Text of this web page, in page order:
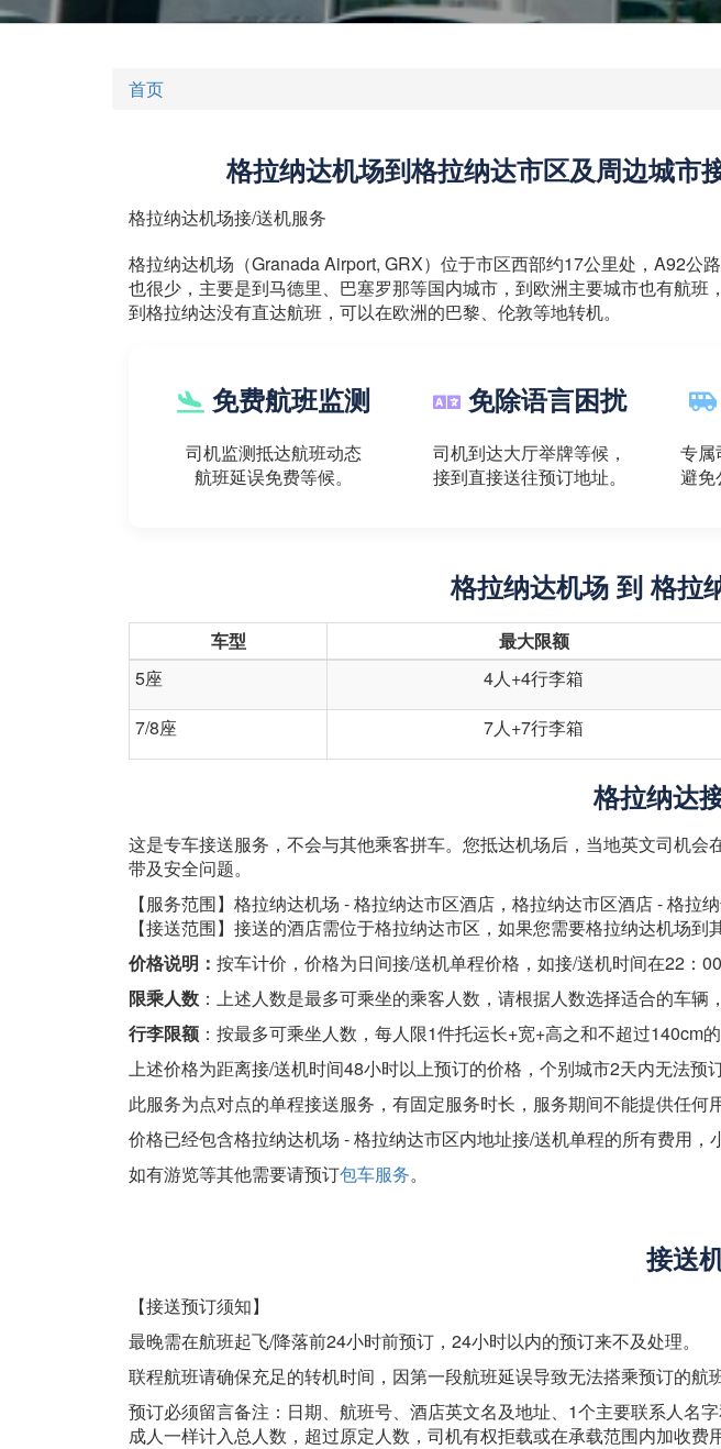
首页
格拉纳达机场到格拉纳达市区及周边城市
格拉纳达机场接/送机服务
格拉纳达机场（Granada Airport, GRX）位于市区西部约17公里处，A92公
也很少，主要是到马德里、巴塞罗那等国内城市，到欧洲主要城市也有航班
到格拉纳达没有直达航班，可以在欧洲的巴黎、伦敦等地转机。
免费航班监测
司机监测抵达航班动态
航班延误免费等候。
免除语言困扰
司机到达大厅举牌等候，
接到直接送往预订地址。
专属
避免
格拉纳达机场 到 格拉
车型 最大限额
5座
4人+4行李箱
7/8座 7人+7行李箱
格拉纳达
这是专车接送服务，不会与其他乘客拼车。您抵达机场后，当地英文司机
带及安全问题。
【服务范围】格拉纳达机场 - 格拉纳达市区酒店，格拉纳达市区酒店 - 格拉
【接送范围】接送的酒店需位于格拉纳达市区，如果您需要格拉纳达机场到
价格说明： 按车计价，价格为日间接/送机单程价格，如接/送机时间在22：
限乘人数 ：上述人数是最多可乘坐的乘客人数，请根据人数选择适合的车辆
行李限额 ：按最多可乘坐人数，每人限1件托运长+宽+高之和不超过140cm
上述价格为距离接/送机时间48小时以上预订的价格，个别城市2天内无法预
此服务为点对点的单程接送服务，有固定服务时长，服务期间不能提供任何
价格已经包含格拉纳达机场 - 格拉纳达市区内地址接/送机单程的所有费用，
如有游览等其他需要请预订包车服务。
接送
【接送预订须知】
最晚需在航班起飞/降落前24小时前预订，24小时以内的预订来不及处理。
联程航班请确保充足的转机时间，因第一段航班延误导致无法搭乘预订的航
预订必须留言备注：日期、航班号、酒店英文名及地址、1个主要联系人名
成人一样计入总人数，超过原定人数，司机有权拒载或在承载范围内加收费用